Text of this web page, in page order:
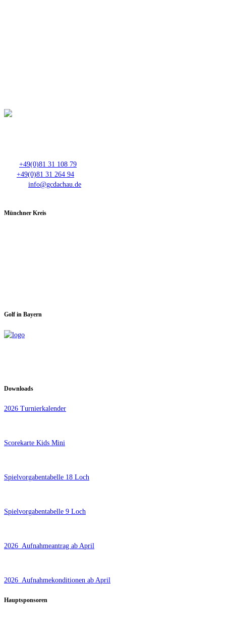
+49(0)81 31 108 79
+49(0)81 31 264 94
info@gcdachau.de
Münchner Kreis
Golf in Bayern
Downloads
2026 Turnierkalender
Scorekarte Kids Mini
Spielvorgabentabelle 18 Loch
Spielvorgabentabelle 9 Loch
2026_Aufnahmeantrag ab April
2026_Aufnahmekonditionen ab April
Hauptsponsoren